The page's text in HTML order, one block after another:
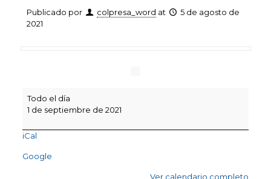
Publicado por colpresa_word at
5 de agosto de
2021
del
mes
Biblia:
y
Todo el día
1 de septiembre de 2021
iCal
Google
Ver calendario completo